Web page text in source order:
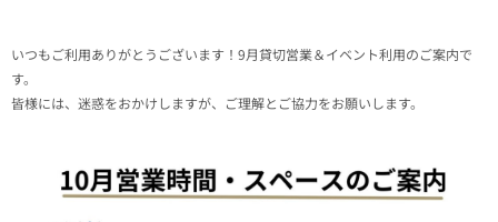
いつもご利用ありがとうございます！9月貸切営業＆イベント利用のご案内で
す。
皆様には、迷惑をおかけしますが、ご理解とご協力をお願いします。